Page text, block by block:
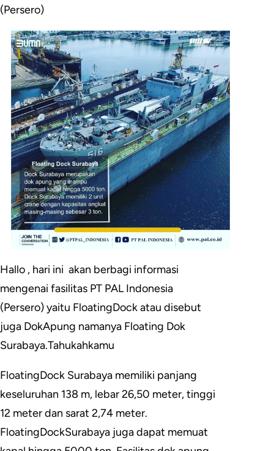
(Persero)
Hallo , hari ini akan berbagi informasi
mengenai fasilitas PT PAL Indonesia
(Persero) yaitu FloatingDock atau disebut
juga DokApung namanya Floating Dok
Surabaya.Tahukahkamu
FloatingDock Surabaya memiliki panjang
keseluruhan 138 m, lebar 26,50 meter, tinggi
12 meter dan sarat 2,74 meter.
FloatingDockSurabaya juga dapat memuat